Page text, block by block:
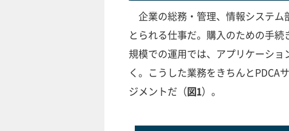
企業の総務・管理、情報システム
とられる仕事だ。購入のための手
規模での運用では、アプリケーシ
く。こうした業務をきちんとPDCA
ジメントだ（図1）。